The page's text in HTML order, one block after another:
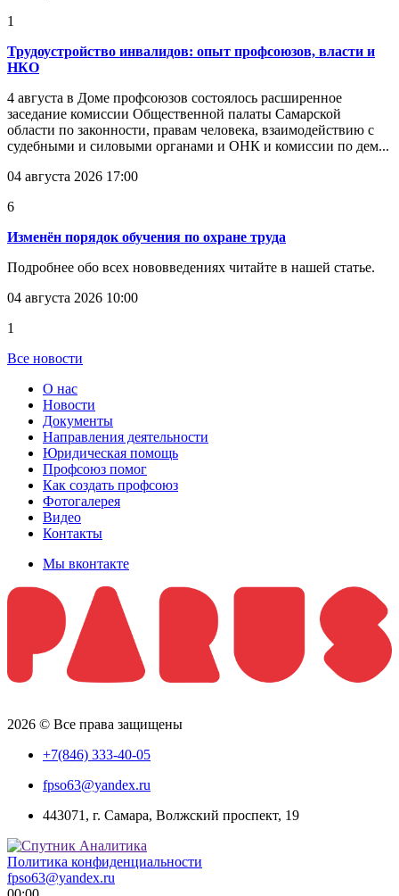
1
Трудоустройство инвалидов: опыт профсоюзов, власти и
НКО
4 августа в Доме профсоюзов состоялось расширенное
заседание комиссии Общественной палаты Самарской
области по законности, правам человека, взаимодействию с
судебными и силовыми органами и ОНК и комиссии по дем...
04 августа 2026 17:00
6
Изменён порядок обучения по охране труда
Подробнее обо всех нововведениях читайте в нашей статье.
04 августа 2026 10:00
1
Все новости
О нас
Новости
Документы
Направления деятельности
Юридическая помощь
Профсоюз помог
Как создать профсоюз
Фотогалерея
Видео
Контакты
Мы вконтакте
2026 © Все права защищены
+7(846) 333-40-05
fpso63@yandex.ru
443071, г. Самара, Волжский проспект, 19
Политика конфиденциальности
fpso63@yandex.ru